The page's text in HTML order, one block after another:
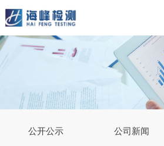
公开公示 公司新闻